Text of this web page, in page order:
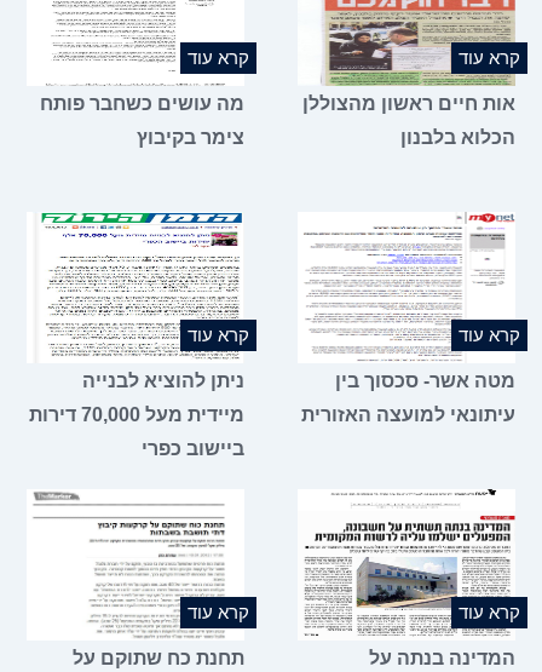
קרא עוד
אות חיים ראשון מהצוללן
הכלוא בלבנון
קרא עוד
מה עושים כשחבר פותח
צימר בקיבוץ
קרא עוד
מטה אשר- סכסוך בין
עיתונאי למועצה האזורית
קרא עוד
ניתן להוציא לבנייה
מיידית מעל 70,000 דירות
ביישוב כפרי
קרא עוד
המדינה בנתה על
קרא עוד
תחנת כח שתוקם על